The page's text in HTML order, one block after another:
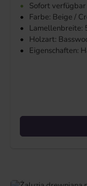
•
Sofort verfügbar
•
Farbe: Beige /
•
Lamellenbreite:
•
Holzart:
•
Eigenschaften: